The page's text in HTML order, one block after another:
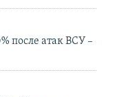
после атак ВСУ –